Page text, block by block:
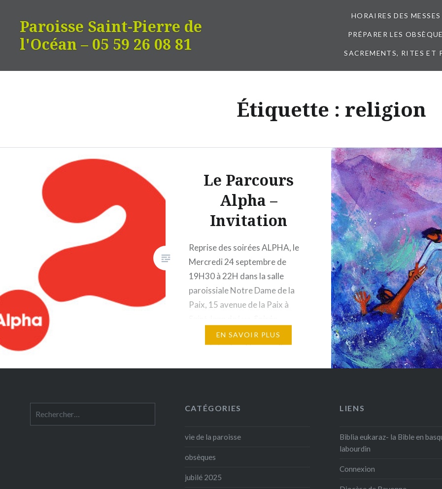
contenuParoisse Saint-Pierre de
l'Océan – 05 59 26 08 81
HORAIRES DES MESSES
PRÉPARER LES
SACREMENTS, RITES ET
Étiquette : religion
Le Parcours
Alpha –
Invitation
Reprise des soirées ALPHA, le
Mercredi 24 septembre de
19H30 à 22H dans la salle
paroissiale Notre Dame de la
Paix, 15 avenue de la Paix à
découverte sur le thème « le
sens de la vie« . Un accueil
EN SAVOIR PLUS
CATÉGORIES
vie de la paroisse
obsèques
jubilé 2025
LIENS
Biblia eukaraz- la Bible en
labourdin
Connexion